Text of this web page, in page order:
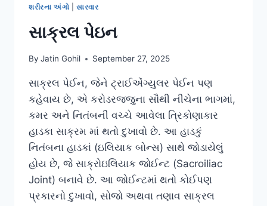
શરીરના અંગો સારવાર
સાક્રલ પેઇન
By Jatin Gohil September 27, 2025
સાક્રલ પેઈન, જેને ટ્રાઈએંગ્યુલર પેઈન પણ
કહેવાય છે, એ કરોડરજ્જુના સૌથી નીચેના ભાગમાં,
કમર અને નિતંબની વચ્ચે આવેલા ત્રિકોણાકાર
હાડકા સાક્રમ માં થતો દુખાવો છે. આ હાડકું
નિતંબના હાડકાં (ઇલિયાક બોન્સ) સાથે જોડાયેલું
હોય છે, જે સાક્રોઇલિયાક જોઈન્ટ (Sacroiliac
Joint) બનાવે છે. આ જોઈન્ટમાં થતો કોઈપણ
પ્રકારનો દુખાવો, સોજો અથવા તણાવ સાક્રલ